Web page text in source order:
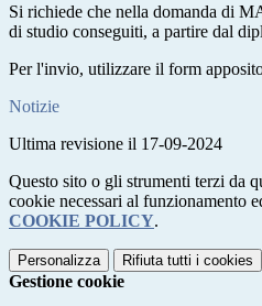
Si richiede che nella domanda di
di studio conseguiti, a partire dal
Per l'invio, utilizzare il form
Notizie
Ultima revisione il 17-09-2024
Questo sito o gli strumenti terzi da
cookie necessari al funzionamento
COOKIE POLICY.
Personalizza Rifiuta tutti i cookies
Gestione cookie